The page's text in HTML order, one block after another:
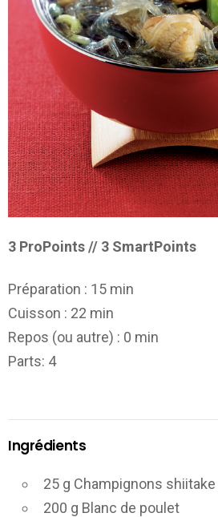
3 ProPoints // 3 SmartPoints
Préparation : 15 min
Cuisson : 22 min
Repos (ou autre) : 0 min
Parts: 4
Ingrédients
25 g Champignons shiitake
200 g Blanc de poulet